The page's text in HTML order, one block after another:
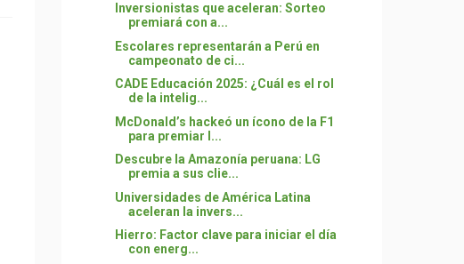
Inversionistas que aceleran: Sorteo
premiará con a...
Escolares representarán a Perú en
campeonato de ci...
CADE Educación 2025: ¿Cuál es el rol
de la intelig...
McDonald’s hackeó un ícono de la F1
para premiar l...
Descubre la Amazonía peruana: LG
premia a sus clie...
Universidades de América Latina
aceleran la invers...
Hierro: Factor clave para iniciar el día
con energ...